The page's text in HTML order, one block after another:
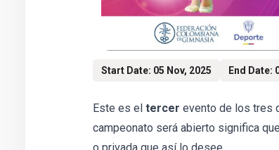
Start Date: 05 Nov, 2025 End Date:
Este es el tercer evento de los tres
campeonato será abierto significa